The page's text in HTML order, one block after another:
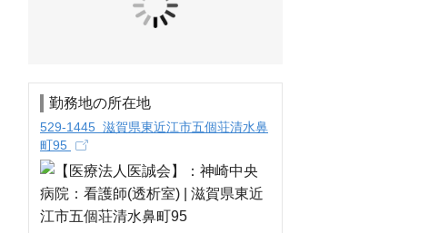
勤務地の所在地
529-1445 滋賀県東近江市五個荘清水鼻
町95